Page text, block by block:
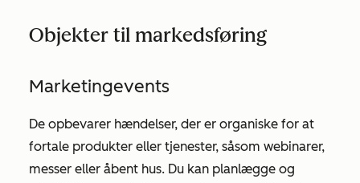
Objekter til markedsføring
Marketingevents
De opbevarer hændelser, der er organiske for at
fortale produkter eller tjenester, såsom webinarer,
messer eller åbent hus. Du kan planlægge og